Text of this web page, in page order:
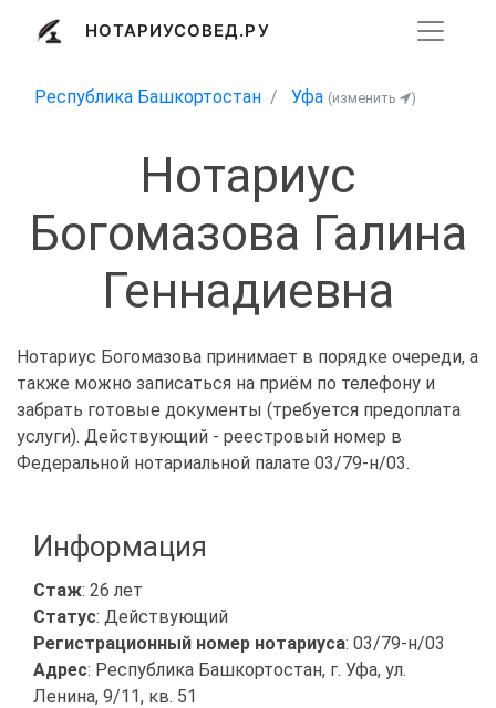
НОТАРИУСОВЕД.РУ
Республика Башкортостан Уфа (изменить )
Нотариус
Богомазова Галина
Геннадиевна
Нотариус Богомазова принимает в порядке очереди, а
также можно записаться на приём по телефону и
забрать готовые документы (требуется предоплата
услуги). Действующий - реестровый номер в
Федеральной нотариальной палате 03/79-н/03.
Информация
Стаж: 26 лет
Статус: Действующий
Регистрационный номер нотариуса: 03/79-н/03
Адрес: Республика Башкортостан, г. Уфа, ул.
Ленина, 9/11, кв. 51